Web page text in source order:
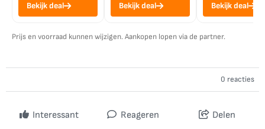
Bekijk deal Bekijk deal Bekijk deal
Prijs en voorraad kunnen wijzigen. Aankopen lopen via de partner.
0 reacties
Interessant Reageren Delen